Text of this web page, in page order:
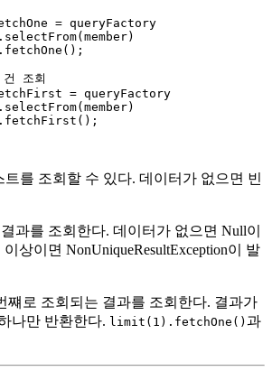
= queryFactory
. selectFrom( member)
. fetchOne () ;
조회
= queryFactory
. selectFrom( member)
. fetchFirst () ;
트를 조회할 수 있다. 데이터가 없으면 빈
과를 조회한다. 데이터가 없으면 Null이
상이면 NonUniqueResultException이 발
쨰로 조회되는 결과를 조회한다. 결과가
나만 반환한다. limit(1).fetchOne() 과